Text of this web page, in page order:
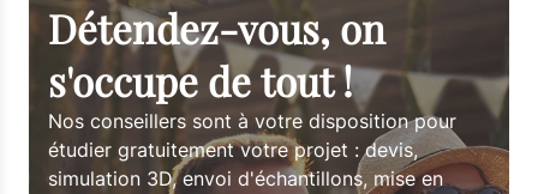
Détendez-vous, on
s'occupe de tout !
Nos conseillers sont à votre disposition pour
étudier gratuitement votre projet : devis,
simulation 3D, envoi d'échantillons, mise en